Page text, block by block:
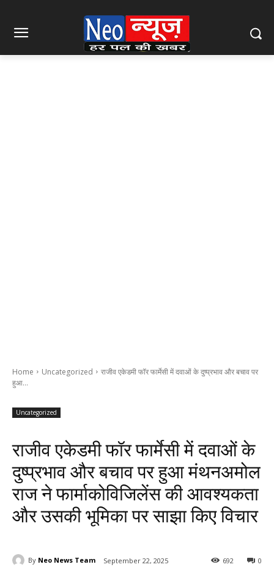
Home Uncategorized
राजीव एकेडमी फॉर फार्मेसी में दवाओं के दुष्प्रभाव और बचाव पर
हुआ...
Uncategorized
राजीव एकेडमी फॉर फार्मेसी में दवाओं के
दुष्प्रभाव और बचाव पर हुआ मंथनअमोल
राज ने फार्माकोविजिलेंस की आवश्यकता
और उसकी भूमिका पर साझा किए विचार
By Neo News Team September 22, 2025 0
692